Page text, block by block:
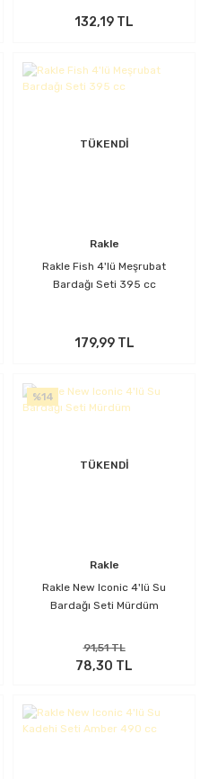
132,19 TL
TÜKENDİ
Rakle
Rakle Fish 4'lü Meşrubat
Bardağı Seti 395 cc
179,99 TL
%14
TÜKENDİ
Rakle
Rakle New Iconic 4'lü Su
Bardağı Seti Mürdüm
91,51 TL
78,30 TL